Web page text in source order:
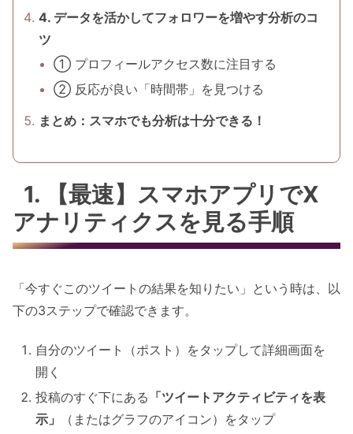
4. データを活かしてフォロワーを増やす分析のコ
ツ
① プロフィールアクセス数に注目する
② 反応が良い「時間帯」を見つける
まとめ：スマホでも分析は十分できる！
1. 【最速】スマホアプリでX
アナリティクスを見る手順
「今すぐこのツイートの結果を知りたい」という時は、以
下の3ステップで確認できます。
自分のツイート（ポスト）をタップして詳細画面を
開く
投稿のすぐ下にある 「ツイートアクティビティを表
示」
（またはグラフのアイコン）をタップ